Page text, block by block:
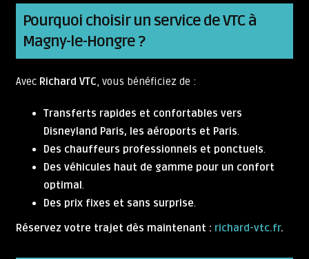
Pourquoi choisir un service de VTC à
Magny-le-Hongre ?
Avec Richard VTC, vous bénéficiez de :
Transferts rapides et confortables vers
Disneyland Paris, les aéroports et Paris.
Des chauffeurs professionnels et ponctuels.
Des véhicules haut de gamme pour un confort
optimal.
Des prix fixes et sans surprise.
Réservez votre trajet dès maintenant : richard-vtc.fr.